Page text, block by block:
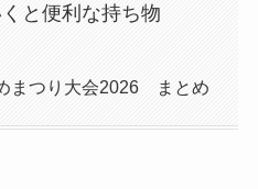
と便利な持ち物
まつり大会2026 まとめ